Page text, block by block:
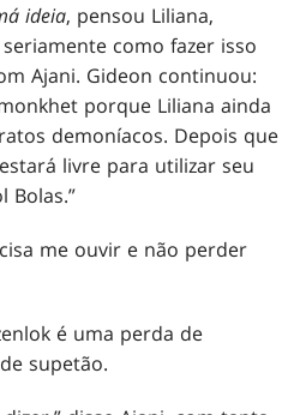
ideia, pensou Liliana,
como fazer isso
Ajani. Gideon continuou:
porque Liliana ainda
demoníacos. Depois que
livre para utilizar seu
Bolas.”
me ouvir e não perder
é uma perda de
supetão.